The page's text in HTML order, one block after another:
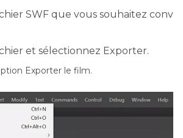
SWF que vous souhaitez conv
et sélectionnez Exporter.
Exporter le film.